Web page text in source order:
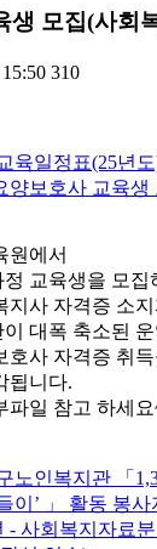
생 모집(사회
310
육일정표(25년
양보호사 교육생
원에서
교육생을 모집
지사 자격증 소
대폭 축소된
호사 자격증 취
됩니다.
파일 참고 하세
노인복지관 「
이’ 」 활동 봉사
- 사회복지자료